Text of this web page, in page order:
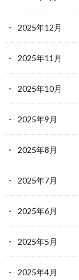
2025年12月
2025年11月
2025年10月
2025年9月
2025年8月
2025年7月
2025年6月
2025年5月
2025年4月